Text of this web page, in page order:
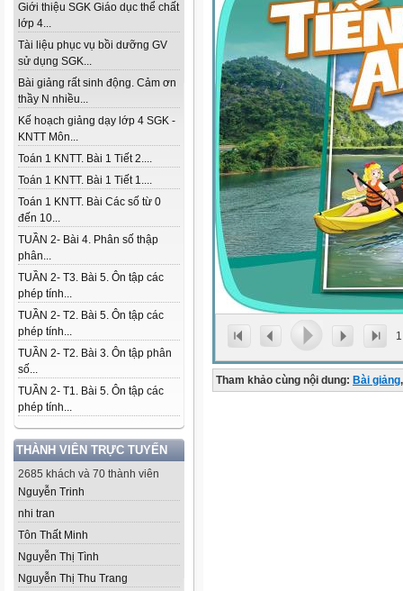
Giới thiệu SGK Giáo dục thể chất
lớp 4...
Tài liệu phục vụ bồi dưỡng GV
sử dụng SGK...
Bài giảng rất sinh động. Cảm ơn
thầy N nhiều...
Kế hoạch giảng dạy lớp 4 SGK -
KNTT Môn...
Toán 1 KNTT. Bài 1 Tiết 2....
Toán 1 KNTT. Bài 1 Tiết 1....
Toán 1 KNTT. Bài Các số từ 0
đến 10...
TUẦN 2- Bài 4. Phân số thập
phân...
TUẦN 2- T3. Bài 5. Ôn tập các
phép tính...
TUẦN 2- T2. Bài 5. Ôn tập các
phép tính...
TUẦN 2- T2. Bài 3. Ôn tập phân
số...
TUẦN 2- T1. Bài 5. Ôn tập các
phép tính...
THÀNH VIÊN TRỰC TUYẾN
2685 khách và 70 thành viên
Nguyễn Trinh
nhi tran
Tôn Thất Minh
Nguyễn Thị Tình
Nguyễn Thị Thu Trang
1
Tham khảo cùng nội dung: Bài giảng,